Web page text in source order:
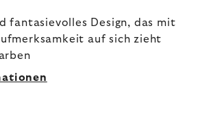
fantasievolles Design, das mit
auf sich zieht